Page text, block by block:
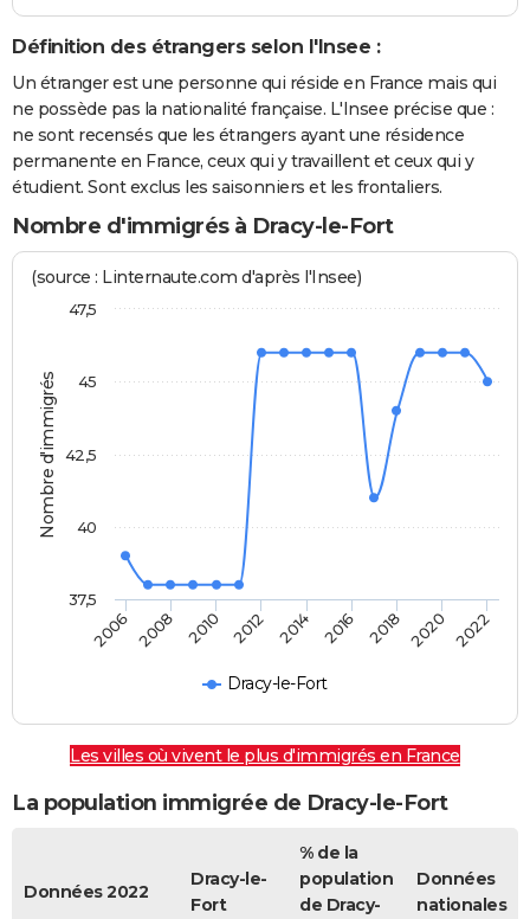
Définition des étrangers selon l'Insee :
Un étranger est une personne qui réside en France mais qui
ne possède pas la nationalité française. L'Insee précise que :
ne sont recensés que les étrangers ayant une résidence
permanente en France, ceux qui y travaillent et ceux qui y
étudient. Sont exclus les saisonniers et les frontaliers.
Nombre d'immigrés à Dracy-le-Fort
Nombre d'immigrés
(source : Linternaute.com d'après l'Insee)
Dracy-le-Fort
2006 2008 2010 2012 2014 2016 2018 2020 2022
37,5
40
42,5
45
47,5
Les villes où vivent le plus d'immigrés en France
La population immigrée de Dracy-le-Fort
Données 2022
Dracy-le-
Fort
% de la
population
de Dracy-
Données
nationales